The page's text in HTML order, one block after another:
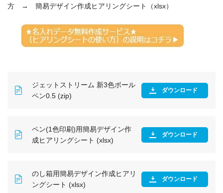
方 → 簡易デザイン作成ヒアリングシート（xlsx）
ジェットストリーム 新3色ボール
ペン0.5 (zip)
ダウンロード
ペン(1色印刷)用簡易デザイン作
成ヒアリングシート (xlsx)
ダウンロード
のし箱用簡易デザイン作成ヒアリ
ングシート (xlsx)
ダウンロード